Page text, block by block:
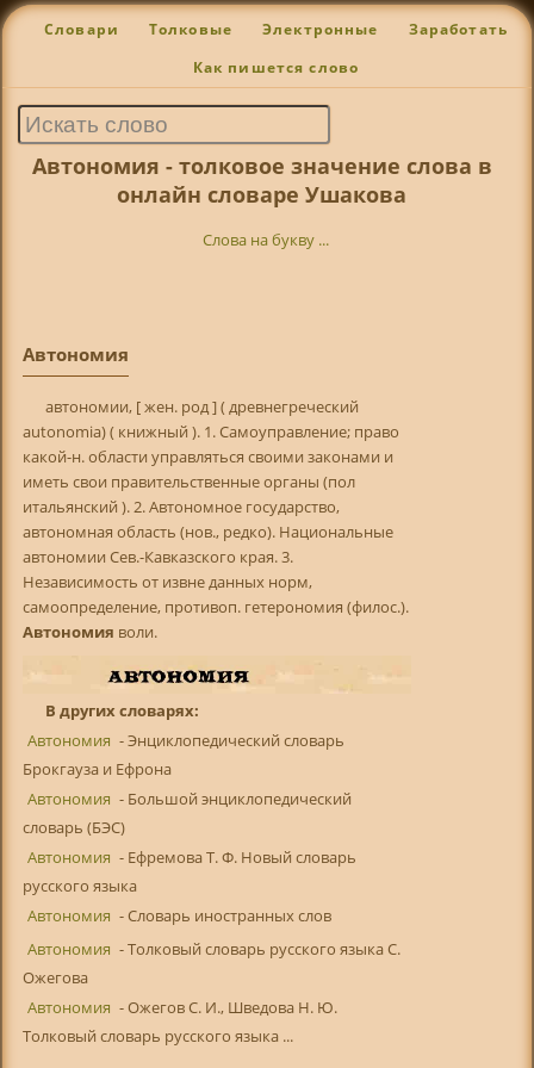
Словари Толковые Электронные Заработать
Как пишется слово
Автономия - толковое значение слова в
онлайн словаре Ушакова
Слова на букву ...
Автономия
автономии, [ жен. род ] ( древнегреческий
autonomia) ( книжный ). 1. Самоуправление; право
какой-н. области управляться своими законами и
иметь свои правительственные органы (пол
итальянский ). 2. Автономное государство,
автономная область (нов., редко). Национальные
автономии Сев.-Кавказского края. 3.
Независимость от извне данных норм,
самоопределение, противоп. гетерономия (филос.).
Автономия воли.
В других словарях:
Автономия - Энциклопедический словарь
Брокгауза и Ефрона
Автономия - Большой энциклопедический
словарь (БЭС)
Автономия - Ефремова Т. Ф. Новый словарь
русского языка
Автономия - Словарь иностранных слов
Автономия - Толковый словарь русского языка С.
Ожегова
Автономия - Ожегов С. И., Шведова Н. Ю.
Толковый словарь русского языка ...